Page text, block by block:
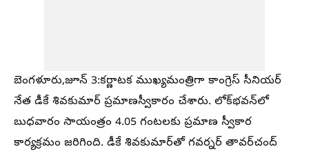
బెంగళూరు,జూన్‌ 3:కర్ణాటక ముఖ్యమంత్రిగా కాంగ్రెస్‌ సీనియర్‌
నేత డీకే శివకుమార్‌ ప్రమాణస్వీకారం చేశారు. లోక్‌భవన్‌లో
బుధవారం సాయంత్రం 4.05 గంటలకు ప్రమాణ స్వీకార
కార్యక్రమం జరిగింది. డీకే శివకుమార్‌తో గవర్నర్‌ తావర్‌చంద్‌